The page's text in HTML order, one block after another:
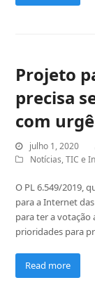
Projeto
precisa
com
julho 1, 2020
Notícias,TIC e
O PL 6.549/2019,
para a Internet
para ter a votação
prioridades para
Read more